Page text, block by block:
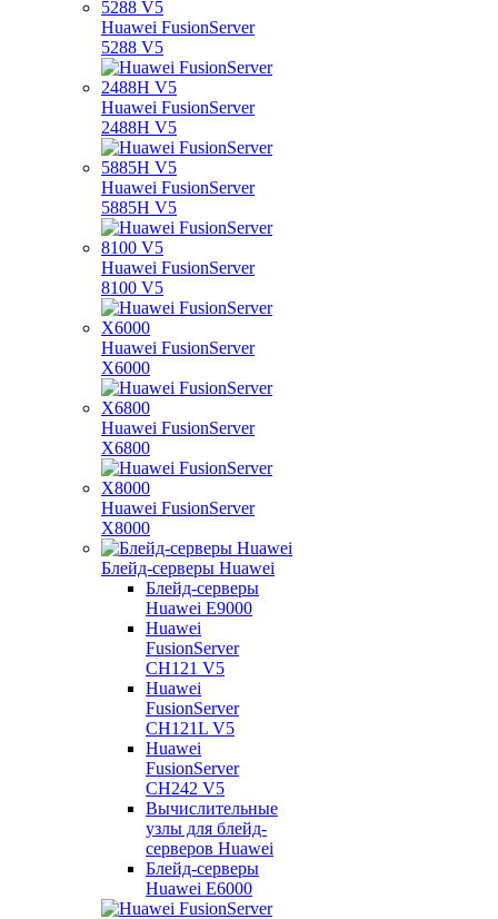
Huawei FusionServer
5288 V5
Huawei FusionServer
2488H V5
Huawei FusionServer
5885H V5
Huawei FusionServer
8100 V5
Huawei FusionServer
X6000
Huawei FusionServer
X6800
Huawei FusionServer
X8000
Блейд-серверы Huawei
Блейд-серверы
Huawei E9000
Huawei
FusionServer
CH121 V5
Huawei
FusionServer
CH121L V5
Huawei
FusionServer
CH242 V5
Вычислительные
узлы для блейд-
серверов Huawei
Блейд-серверы
Huawei E6000